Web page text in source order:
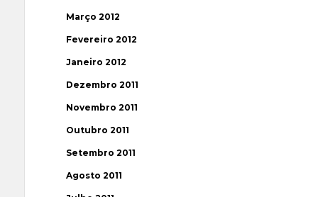
Março 2012
Fevereiro 2012
Janeiro 2012
Dezembro 2011
Novembro 2011
Outubro 2011
Setembro 2011
Agosto 2011